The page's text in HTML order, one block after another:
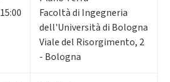
15:00
Facoltà di Ingegneria
dell'Università di Bologna
Viale del Risorgimento, 2
- Bologna